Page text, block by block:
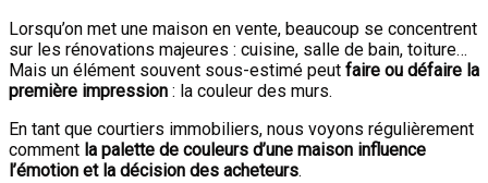
Lorsqu’on met une maison en vente, beaucoup se concentrent
sur les rénovations majeures : cuisine, salle de bain, toiture…
Mais un élément souvent sous-estimé peut faire ou défaire la
première impression : la couleur des murs.
En tant que courtiers immobiliers, nous voyons régulièrement
comment la palette de couleurs d’une maison influence
l’émotion et la décision des acheteurs.